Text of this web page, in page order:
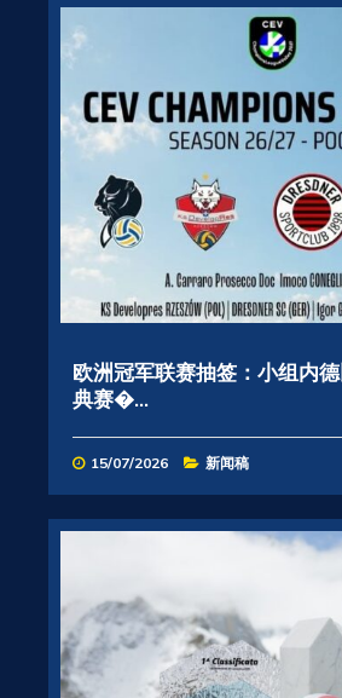
欧洲冠军联赛抽签：小组内
典赛�...
15/07/2026 新闻稿